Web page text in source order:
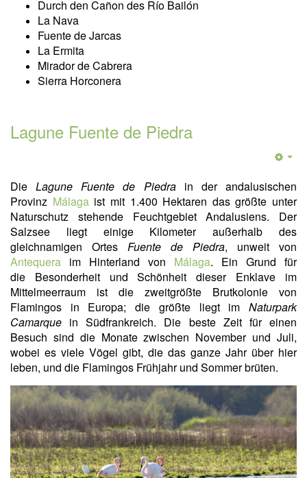
Durch den Cañon des Río Bailón
La Nava
Fuente de Jarcas
La Ermita
Mirador de Cabrera
Sierra Horconera
Lagune Fuente de Piedra
DieLagune Fuente de Piedrain der andalusischen
Provinz Málaga ist mit 1.400 Hektaren das größte unter
Naturschutz stehende Feuchtgebiet Andalusiens. Der
Salzsee liegt einige Kilometer außerhalb des
gleichnamigen Ortes Fuente de Piedra, unweit von
Antequera im Hinterland von Málaga. Ein Grund für
die Besonderheit und Schönheit dieser Enklave im
Mittelmeerraum ist die zweitgrößte Brutkolonie von
Flamingos in Europa; die größte liegt im Naturpark
Camarque in Südfrankreich. Die beste Zeit für einen
Besuch sind die Monate zwischen November und Juli,
wobei es viele Vögel gibt, die das ganze Jahr über hier
leben, und die Flamingos Frühjahr und Sommer brüten.